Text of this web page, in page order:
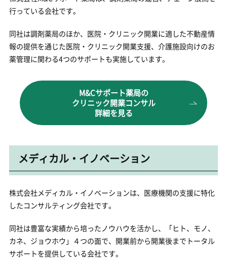
行っている会社です。
同社は調剤薬局のほか、医院・クリニック開業に適した不動産情
報の提供を通じた医院・クリニック開業支援、介護施設向けのお
薬管理に関わる4つのサポートも実施しています。
M&Cサポート薬局の
クリニック開業コンサル
詳細を見る
メディカル・イノベーション
株式会社メディカル・イノベーションは、医療機関の支援に特化
したコンサルティング会社です。
同社は豊富な実績から培ったノウハウを活かし、「ヒト、モノ、
カネ、ジョウホウ」４つの面で、開業前から開業後までトータル
サポートを提供している会社です。